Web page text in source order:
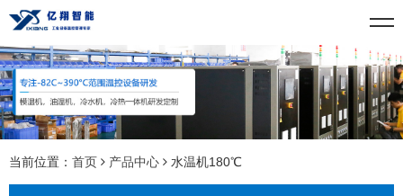
当前位置： 首页 产品中心 水温机180℃